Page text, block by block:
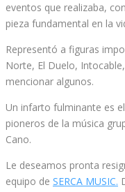
eventos que realizaba,
pieza fundamental en la
Representó a figuras
Norte, El Duelo,
mencionar algunos.
Un infarto fulminante es
pioneros de la música
Cano.
Le deseamos pronta
equipo de SERCA MUSIC.